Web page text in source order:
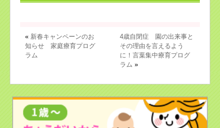
« 新春キャンペーンのお
知らせ 家庭療育プログ
ラム
4歳自閉症 園の出来事と
その理由を言えるよう
に！言葉集中療育プログ
ラム »